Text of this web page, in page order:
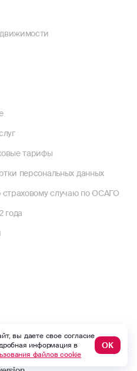
тарифы
персональных данных
страховому случаю по ОСАГО
года
вы даете свое согласие
информация в
файлов cookie
ОК